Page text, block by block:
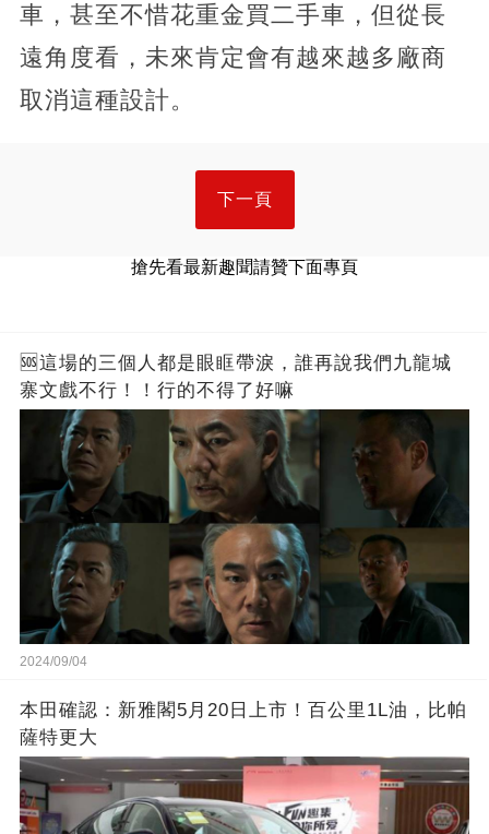
車，甚至不惜花重金買二手車，但從長
遠角度看，未來肯定會有越來越多廠商
取消這種設計。
下一頁
搶先看最新趣聞請贊下面專頁
🆘這場的三個人都是眼眶帶淚，誰再說我們九龍城
寨文戲不行！！行的不得了好嘛
2024/09/04
本田確認：新雅閣5月20日上市！百公里1L油，比帕
薩特更大